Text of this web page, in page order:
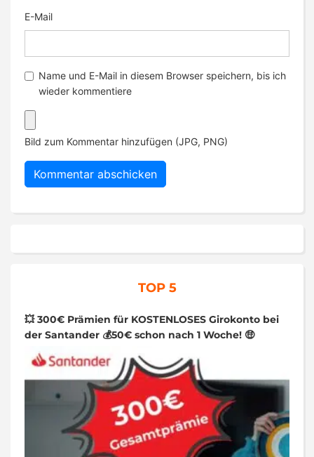
E-Mail
Name und E-Mail in diesem Browser speichern, bis ich
wieder kommentiere
Bild zum Kommentar hinzufügen (JPG, PNG)
TOP 5
💥 300€ Prämien für KOSTENLOSES Girokonto bei
der Santander 💰50€ schon nach 1 Woche! 🤑